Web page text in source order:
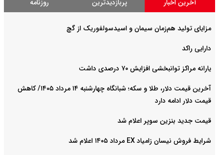
آخرین اخبار پربازدیدترین روزنامه
مزایای تولید هم‌زمان سیمان و اسیدسولفوریک از گچ
دارایی راکد
یارانه مراکز توانبخشی افزایش ۷۰ درصدی داشت
آخرین قیمت دلار، طلا و سکه؛ شبانگاه چهارشنبه ۱۴ مرداد ۱۴۰۵/ کاهش
قیمت دلار ادامه دارد
قیمت جدید بنزین سوپر اعلام شد
شرایط فروش نیسان زامیاد EX مرداد ۱۴۰۵ اعلام شد